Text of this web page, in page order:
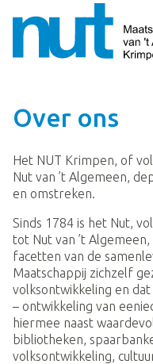
Over ons
Het NUT Krimpen, of
Nut van ’t Algemeen,
en omstreken.
Sinds 1784 is het Nut,
tot Nut van ’t
facetten van de
Maatschappij zichzelf
volksontwikkeling en
– ontwikkeling van
hiermee naast
bibliotheken,
volksontwikkeling,